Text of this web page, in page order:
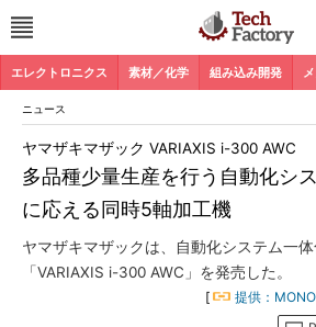
エレクトロニクス 素材／化学 組み込み開発
ニュース
多品種少量生産を行う自動化シ
に応える同時5軸加工機
ヤマザキマザック VARIAXIS i-300 AWC
ヤマザキマザックは、自動化システム一
「VARIAXIS i-300 AWC」を発売した。
[ 提供：